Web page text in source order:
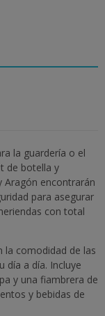
la guardería o el
de botella y
Aragón encontrarán
para asegurar
con total
la comodidad de las
día a día. Incluye
y una fiambrera de
y bebidas de